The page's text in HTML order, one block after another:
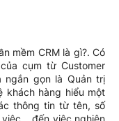
mềm CRM là gì?. Có
cụm từ Customer
ngắn gọn là Quản trị
khách hàng hiểu một
thông tin từ tên, số
đến việc nghiên